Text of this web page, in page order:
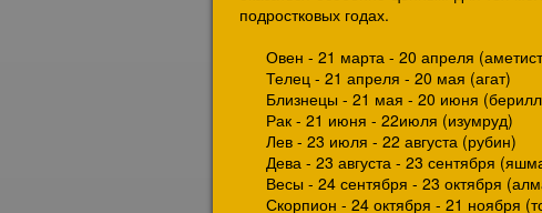
подростковых годах.
Овен - 21 марта - 20 апреля
Телец - 21 апреля - 20 мая (агат)
Близнецы - 21 мая - 20 июня
Рак - 21 июня - 22июля (изумруд)
Лев - 23 июля - 22 августа (рубин)
Дева - 23 августа - 23 сентября
Весы - 24 сентября - 23 октября
Скорпион - 24 октября - 21 ноября